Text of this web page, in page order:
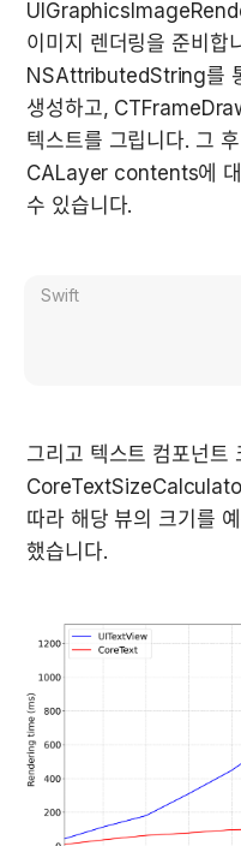
이미지 렌더링을 준비합
NSAttributedString를
생성하고,
텍스트를 그립니다. 그
CALayer contents에 대
수 있습니다.
Swift
그리고 텍스트 컴포넌트
따라 해당 뷰의 크기를
했습니다.